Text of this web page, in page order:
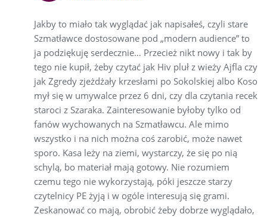
Jakby to miało tak wyglądać jak napisałeś, czyli stare
Szmatławce dostosowane pod „modern audience” to
ja podziękuję serdecznie… Przecież nikt nowy i tak by
tego nie kupił, żeby czytać jak Hiv pluł z wieży Ajfla czy
jak Zgredy zjeżdżały krzesłami po Sokolskiej albo Koso
mył się w umywalce przez 6 dni, czy dla czytania recek
staroci z Szaraka. Zainteresowanie byłoby tylko od
fanów wychowanych na Szmatławcu. Ale mimo
wszystko i na nich można coś zarobić, może nawet
sporo. Kasa leży na ziemi, wystarczy, że się po nią
schylą, bo materiał mają gotowy. Nie rozumiem
czemu tego nie wykorzystają, póki jeszcze starzy
czytelnicy PE żyją i w ogóle interesują się grami.
Zeskanować co mają, obrobić żeby dobrze wyglądało,